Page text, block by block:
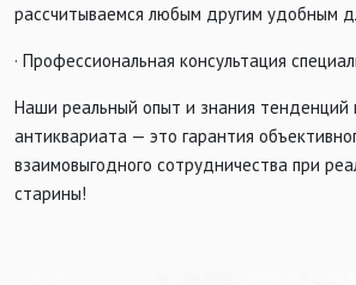
рассчитываемся любым другим удобным
· Профессиональная консультация
Наши реальный опыт и знания тенденций
антиквариата — это гарантия
взаимовыгодного сотрудничества при
старины!